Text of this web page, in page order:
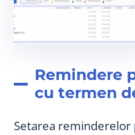
Remindere
cu termen
Setarea